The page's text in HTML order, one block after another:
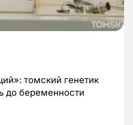
томский генетик
до беременности